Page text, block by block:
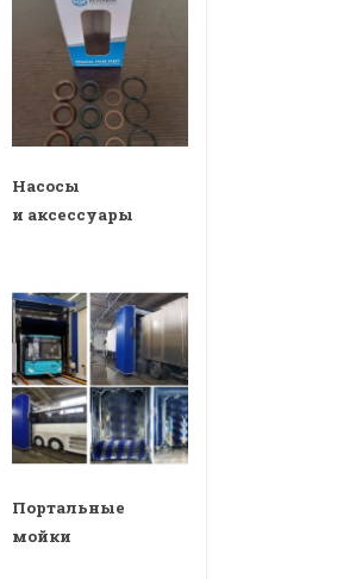
Насосы
и аксессуары
Портальные
мойки